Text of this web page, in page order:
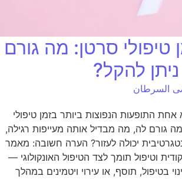
טיפולי סרטן: מה גורם
להקל?
السرطان
אחת התופעות הנפוצות ביותר בזמן טיפולי
גורם לה, מה מבדיל אותה מעייפות רגילה,
יכולה לעזור? הערה חשובה: מאמר
וטיפול תומך לצד הטיפול האונקולוגי —
בטיפול, תוסף, או עירוי ויטמינים במהלך